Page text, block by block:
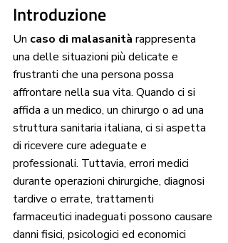
Introduzione
Un caso di malasanità rappresenta
una delle situazioni più delicate e
frustranti che una persona possa
affrontare nella sua vita. Quando ci si
affida a un medico, un chirurgo o ad una
struttura sanitaria italiana, ci si aspetta
di ricevere cure adeguate e
professionali. Tuttavia, errori medici
durante operazioni chirurgiche, diagnosi
tardive o errate, trattamenti
farmaceutici inadeguati possono causare
danni fisici, psicologici ed economici